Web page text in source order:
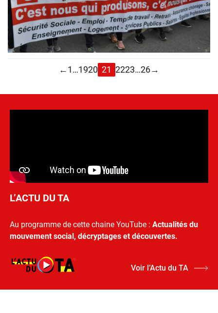
←1…1920 21 2223…26→
L’ACTU DU TA
Au programme de cette chaine YouTube : Actualités du
mouvement social, décryptages et découvertes.
Voir l’Actu du TA